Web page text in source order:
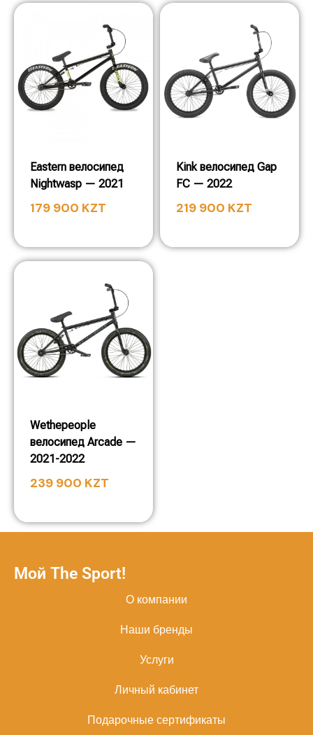
Eastern велосипед
Nightwasp — 2021
179 900 KZT
Kink велосипед Gap
FC — 2022
219 900 KZT
Wethepeople
велосипед Arcade —
2021-2022
239 900 KZT
Мой The Sport!
О компании
Наши бренды
Услуги
Личный кабинет
Подарочные сертификаты